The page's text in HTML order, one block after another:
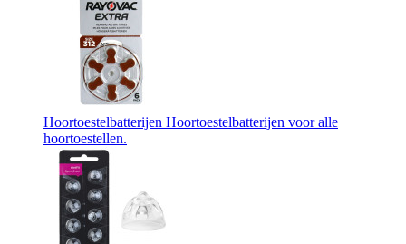
Hoortoestelbatterijen Hoortoestelbatterijen voor alle
hoortoestellen.